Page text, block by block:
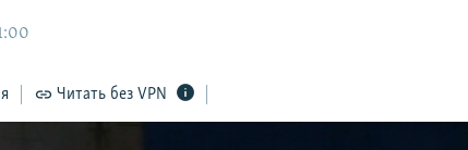
Читать без VPN